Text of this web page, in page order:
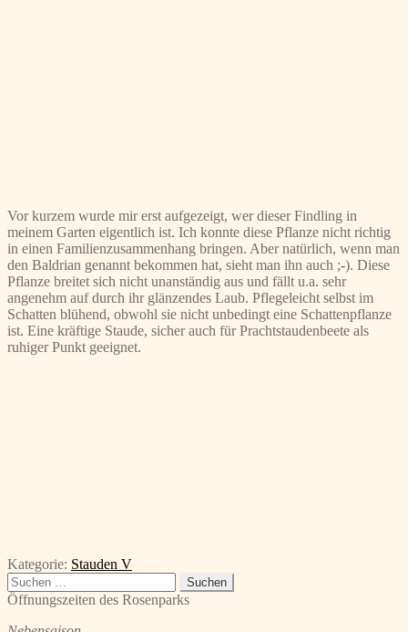
Vor kurzem wurde mir erst aufgezeigt, wer dieser Findling in
meinem Garten eigentlich ist. Ich konnte diese Pflanze nicht richtig
in einen Familienzusammenhang bringen. Aber natürlich, wenn man
den Baldrian genannt bekommen hat, sieht man ihn auch ;-). Diese
Pflanze breitet sich nicht unanständig aus und fällt u.a. sehr
angenehm auf durch ihr glänzendes Laub. Pflegeleicht selbst im
Schatten blühend, obwohl sie nicht unbedingt eine Schattenpflanze
ist. Eine kräftige Staude, sicher auch für Prachtstaudenbeete als
ruhiger Punkt geeignet.
Kategorie: Stauden V
Suchen
nach:
Öffnungszeiten des Rosenparks